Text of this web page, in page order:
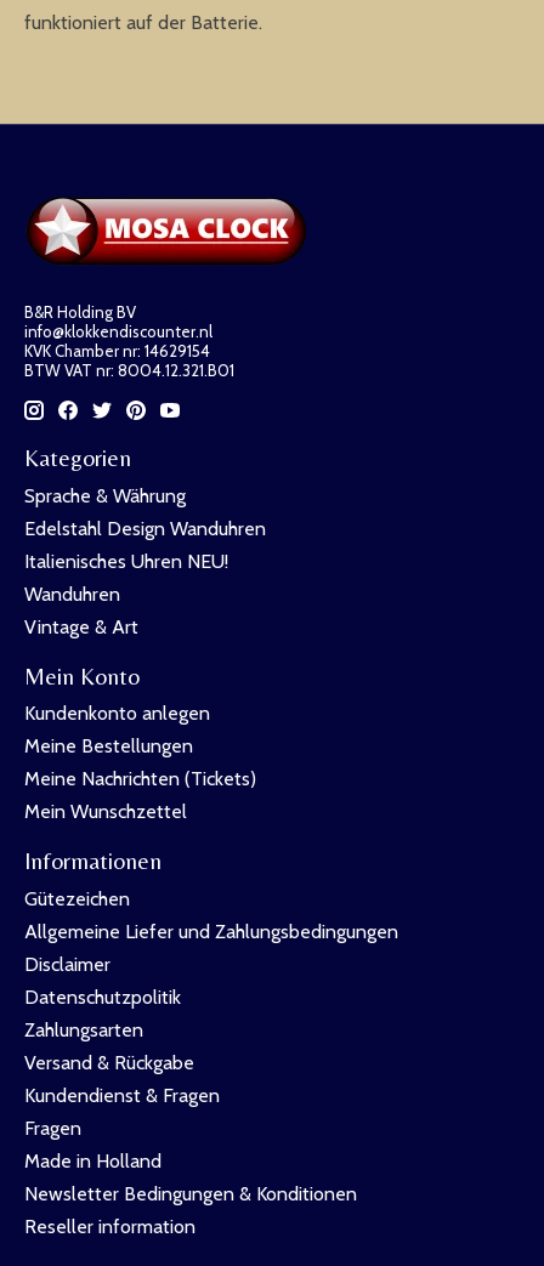
funktioniert auf der Batterie.
B&R Holding BV
info@klokkendiscounter.nl
KVK Chamber nr: 14629154
BTW VAT nr: 8004.12.321.B01
Kategorien
Sprache & Währung
Edelstahl Design Wanduhren
Italienisches Uhren NEU!
Wanduhren
Vintage & Art
Mein Konto
Kundenkonto anlegen
Meine Bestellungen
Meine Nachrichten (Tickets)
Mein Wunschzettel
Informationen
Gütezeichen
Allgemeine Liefer und Zahlungsbedingungen
Disclaimer
Datenschutzpolitik
Zahlungsarten
Versand & Rückgabe
Kundendienst & Fragen
Fragen
Made in Holland
Newsletter Bedingungen & Konditionen
Reseller information